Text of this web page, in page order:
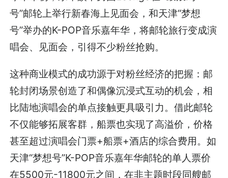
号”邮轮上举行新春海上见面会，和天津“梦想
号”举办的K-POP音乐嘉年华，将邮轮旅行变成演
唱会、见面会，引得不少粉丝抢购。
这种商业模式的成功源于对粉丝经济的把握：邮
轮封闭场景创造了和偶像沉浸式互动的机会，相
比陆地演唱会的单点接触更具吸引力。借此邮轮
不仅能够拓展客群，船票也实现了高溢价，价格
甚至超过演唱会门票+船票+酒店的综合费用。如
天津“梦想号”K-POP音乐嘉年华邮轮的单人票价
在5500元-11800元之间，在非主题时段同艘邮